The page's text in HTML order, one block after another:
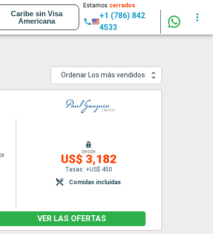
Caribe sin Visa
Americana
Estamos cerrados
+1 (786) 842
4533
Ordenar Los más vendidos
desde
US$ 3,182
Tasas: +US$ 450
Comidas incluidas
VER LAS OFERTAS